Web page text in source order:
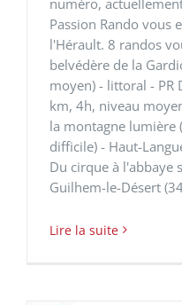
Passion Rando vous
l'Hérault. 8 randos
belvédère de la
moyen) - littoral - PR
km, 4h, niveau
la montagne lumière
difficile) - Haut-
Du cirque à l'abbaye
Guilhem-le-Désert
Lire la suite